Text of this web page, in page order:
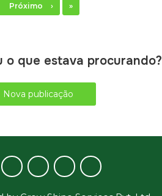
Próximo › Último
»
o que estava procurando?
Nova publicação